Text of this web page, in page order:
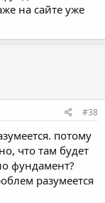
на сайте уже
#38
потому
что там будет
фундамент?
разумеется